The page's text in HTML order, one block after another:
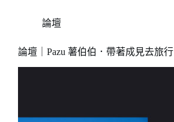
論壇
論壇｜Pazu 薯伯伯．帶著成見去旅行